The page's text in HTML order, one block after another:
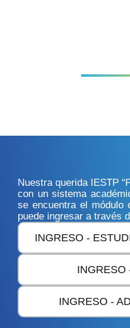
Nuestra querida IESTP
con un sistema
se encuentra el módulo
puede ingresar a través
INGRESO -
INGRESO
INGRESO -